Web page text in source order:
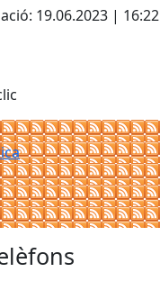
19.06.2023 | 16:22